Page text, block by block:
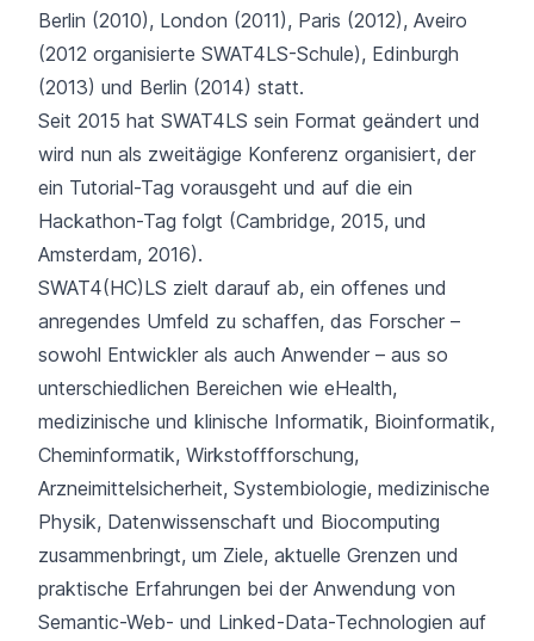
Berlin (2010), London (2011), Paris (2012), Aveiro
(2012 organisierte SWAT4LS-Schule), Edinburgh
(2013) und Berlin (2014) statt.
Seit 2015 hat SWAT4LS sein Format geändert und
wird nun als zweitägige Konferenz organisiert, der
ein Tutorial-Tag vorausgeht und auf die ein
Hackathon-Tag folgt (Cambridge, 2015, und
Amsterdam, 2016).
SWAT4(HC)LS zielt darauf ab, ein offenes und
anregendes Umfeld zu schaffen, das Forscher –
sowohl Entwickler als auch Anwender – aus so
unterschiedlichen Bereichen wie eHealth,
medizinische und klinische Informatik, Bioinformatik,
Cheminformatik, Wirkstoffforschung,
Arzneimittelsicherheit, Systembiologie, medizinische
Physik, Datenwissenschaft und Biocomputing
zusammenbringt, um Ziele, aktuelle Grenzen und
praktische Erfahrungen bei der Anwendung von
Semantic-Web- und Linked-Data-Technologien auf